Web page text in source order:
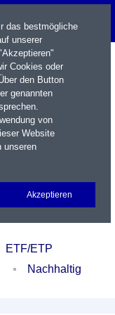
Login
ETF/ETP
Nachhaltig
das bestmögliche
unserer
Cookies oder
den Button
genannten
von
Website
unseren
Akzeptieren